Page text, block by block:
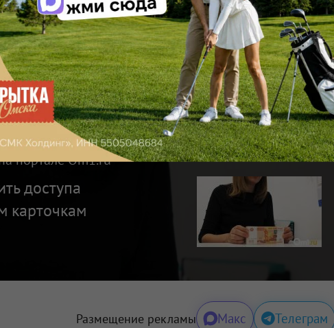
рассчитывают, что реализация этих проектов
как одного из ведущих культурных
Омской области.
— узнавайте первыми с Om1 в «Макс» Подписаться
портале Om1.ru
доступа
карточкам
Размещение рекламы Макс Телеграм